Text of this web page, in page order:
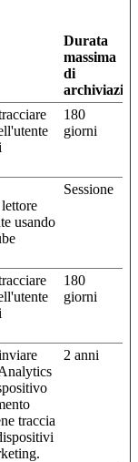
Durata
massima
di
180
giorni
usando
Sessione
180
giorni
traccia
2 anni